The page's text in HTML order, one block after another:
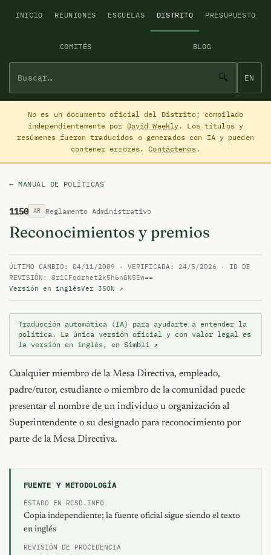
INICIO REUNIONES ESCUELAS DISTRITO PRESUPUESTO
COMITÉS BLOG
🔍 EN
No es un documento oficial del Distrito; compilado
independientemente por David Weekly. Los títulos y
resúmenes fueron traducidos o generados con IA y pueden
contener errores. Contáctenos.
← MANUAL DE POLÍTICAS
1150 AR Reglamento Administrativo
Reconocimientos y premios
ÚLTIMO CAMBIO: 04/11/2009 · VERIFICADA: 24/5/2026 · ID DE
REVISIÓN: 8r1CFqdrhet2k5h6nGN5Ew==
Versión en inglésVer JSON ↗
Traducción automática (IA) para ayudarte a entender la
política. La única versión oficial y con valor legal es
la versión en inglés, en Simbli ↗
Cualquier miembro de la Mesa Directiva, empleado,
padre/tutor, estudiante o miembro de la comunidad puede
presentar el nombre de un individuo u organización al
Superintendente o su designado para reconocimiento por
parte de la Mesa Directiva.
FUENTE Y METODOLOGÍA
ESTADO EN RCSD.INFO
Copia independiente; la fuente oficial sigue siendo el texto
en inglés
REVISIÓN DE PROCEDENCIA